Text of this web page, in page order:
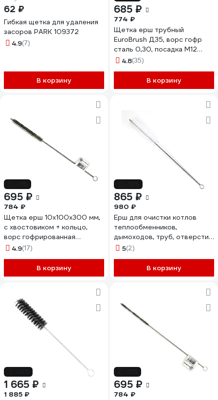
62 ₽
Гибкая щетка для удаления
засоров PARK 109372
4.9(7)
В корзину
685 ₽
774 ₽
Щетка ерш трубный
EuroBrush Д35, ворс гофр
сталь 0,30, посадка М12
резьба (14-535) кордщетка
технологических отверстий,
котлов, чистка
дымоходов, труб EB-T35ST
4.8(35)
В корзину
695 ₽
784 ₽
Щетка ерш 10x100x300 мм,
с хвостовиком + кольцо,
ворс гофрированная
нержавеющая сталь 0.15 мм
4.9(17)
В корзину
865 ₽
980 ₽
Ерш для очистки котлов
теплообменников,
дымоходов, труб, отверстий
OSBORN д25x100x300
5(2)
В корзину
1 665 ₽
1 885 ₽
695 ₽
784 ₽